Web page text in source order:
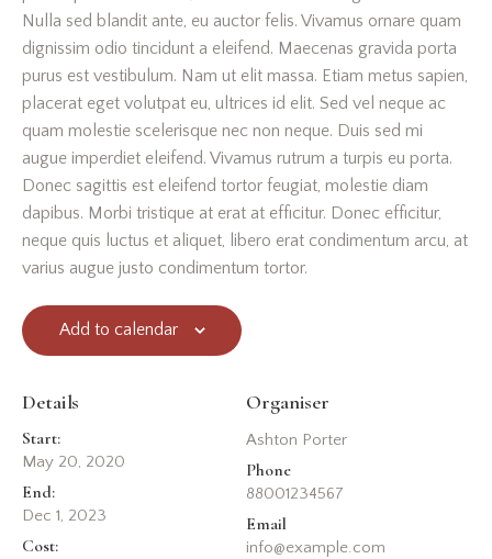
Nulla sed blandit ante, eu auctor felis. Vivamus ornare quam
dignissim odio tincidunt a eleifend. Maecenas gravida porta
purus est vestibulum. Nam ut elit massa. Etiam metus sapien,
placerat eget volutpat eu, ultrices id elit. Sed vel neque ac
quam molestie scelerisque nec non neque. Duis sed mi
augue imperdiet eleifend. Vivamus rutrum a turpis eu porta.
Donec sagittis est eleifend tortor feugiat, molestie diam
dapibus. Morbi tristique at erat at efficitur. Donec efficitur,
neque quis luctus et aliquet, libero erat condimentum arcu, at
varius augue justo condimentum tortor.
Add to calendar
Details
Start:
May 20, 2020
End:
Dec 1, 2023
Cost:
Organiser
Ashton Porter
Phone
88001234567
Email
info@example.com